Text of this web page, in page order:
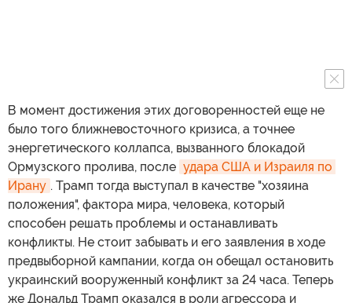
В момент достижения этих договоренностей еще не
было того ближневосточного кризиса, а точнее
энергетического коллапса, вызванного блокадой
Ормузского пролива, после удара США и Израиля по
Ирану . Трамп тогда выступал в качестве "хозяина
положения", фактора мира, человека, который
способен решать проблемы и останавливать
конфликты. Не стоит забывать и его заявления в ходе
предвыборной кампании, когда он обещал остановить
украинский вооруженный конфликт за 24 часа. Теперь
же Дональд Трамп оказался в роли агрессора и